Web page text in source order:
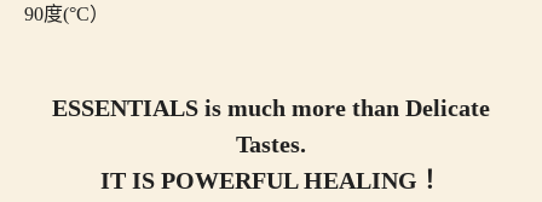
90度(°C）
ESSENTIALS is much more than Delicate
Tastes.
IT IS POWERFUL HEALING！